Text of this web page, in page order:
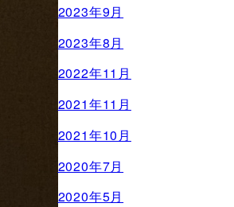
2023年9月
2023年8月
2022年11月
2021年11月
2021年10月
2020年7月
2020年5月